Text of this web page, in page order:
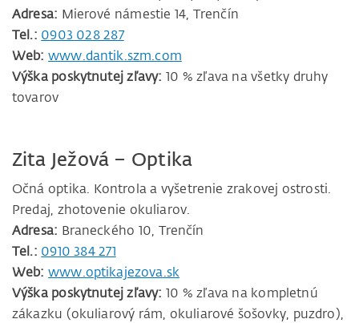
Adresa: Mierové námestie 14, Trenčín
Tel.: 0903 028 287
Web: www.dantik.szm.com
Výška poskytnutej zľavy: 10 % zľava na všetky druhy
tovarov
Zita Ježová – Optika
Očná optika. Kontrola a vyšetrenie zrakovej ostrosti.
Predaj, zhotovenie okuliarov.
Adresa: Braneckého 10, Trenčín
Tel.: 0910 384 271
Web: www.optikajezova.sk
Výška poskytnutej zľavy: 10 % zľava na kompletnú
zákazku (okuliarový rám, okuliarové šošovky, puzdro),